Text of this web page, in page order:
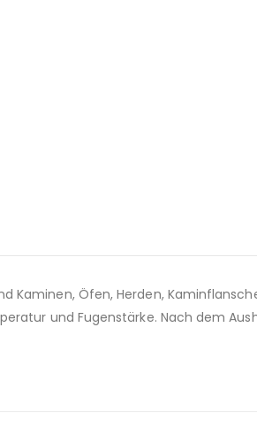
Öfen, Herden,
und Fugenstärke. Nach dem